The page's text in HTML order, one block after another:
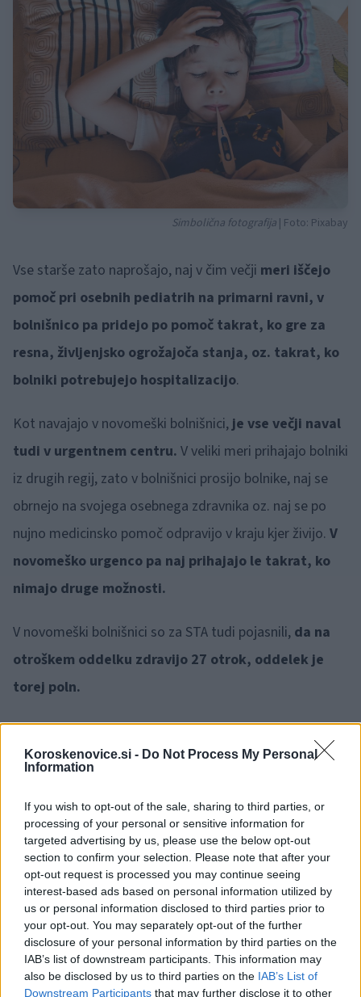
Koroskenovice.si - Do Not Process My Personal
Information
If you wish to opt-out of the sale, sharing to third parties, or
processing of your personal or sensitive information for
targeted advertising by us, please use the below opt-out
section to confirm your selection. Please note that after your
opt-out request is processed you may continue seeing
interest-based ads based on personal information utilized by
us or personal information disclosed to third parties prior to
your opt-out. You may separately opt-out of the further
disclosure of your personal information by third parties on the
IAB’s list of downstream participants. This information may
also be disclosed by us to third parties on the IAB’s List of
Downstream Participants that may further disclose it to other
Simbolična fotografija | Foto: Pixabay
Vse starše zato naprošajo, naj v čim večji meri iščejo
pomoč pri osebnih pediatrih na primarni ravni, v
bolnišnico pa pridejo po pomoč takrat, ko gre za
resna, življenjsko ogrožajoča stanja, oz. takrat, ko
bolniki potrebujejo hospitalizacijo.
Kot navajajo v novomeški bolnišnici, je vse večji naval
tudi v urgentnem centru. V veliki meri prihajajo bolniki
iz drugih regij, zato v bolnišnici prosijo bolnike, naj se
obrnejo na svojega osebnega zdravnika oz. naj se po
nujno medicinsko pomoč odpravijo v kraju kjer živijo. V
novomeško urgenco pa naj prihajajo le takrat, ko
nimajo druge možnosti.
V novomeški bolnišnici so za STA tudi pojasnili, da na
otroškem oddelku zdravijo 27 otrok, oddelek je
torej poln.
Opozorilo:Po 297. členu Kazenskega zakonika je
posameznik kazensko odgovoren za javno spodbujanje
sovraštva, nasilja ali nestrpnosti. Komentarji z žaljivimi,
rasističnimi, diskriminatornimi ali nezakonitimi vsebinami bodo
odstranjeni. Pravila komentiranja →
Failed to fetch
Kategorije: Novice